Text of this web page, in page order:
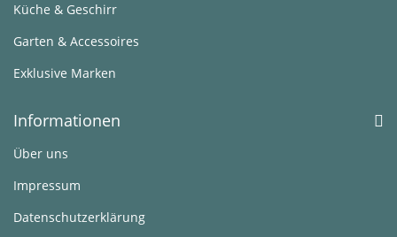
Küche & Geschirr
Garten & Accessoires
Exklusive Marken
Informationen
Über uns
Impressum
Datenschutzerklärung